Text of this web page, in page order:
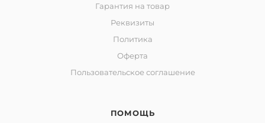
Гарантия на товар
Реквизиты
Политика
Оферта
Пользовательское соглашение
ПОМОЩЬ